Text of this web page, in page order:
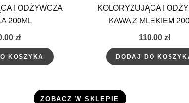
I ODŻYWCZA
200ML
zł
KOSZYKA
KOLORYZUJĄCA I
KAWA Z MLEKIEM
110.00 zł
DODAJ DO
ZOBACZ W SKLEPIE